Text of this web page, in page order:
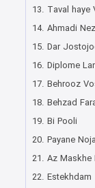
13. Taval haye
14. Ahmadi
15. Dar
16. Diplome
17. Behrooz
18. Behzad
19. Bi Pooli
20. Payane
21. Az Maskhe
22. Estekhdam